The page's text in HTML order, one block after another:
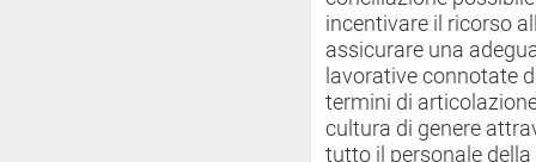
incentivare il ricorso
assicurare una
lavorative connotate
termini di
cultura di genere
tutto il personale